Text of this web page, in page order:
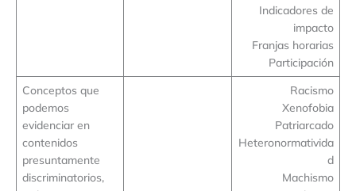
Indicadores de
impacto
Franjas horarias
Participación
Conceptos que
podemos
evidenciar en
contenidos
presuntamente
discriminatorios,
Racismo
Xenofobia
Patriarcado
Heteronormativida
d
Machismo